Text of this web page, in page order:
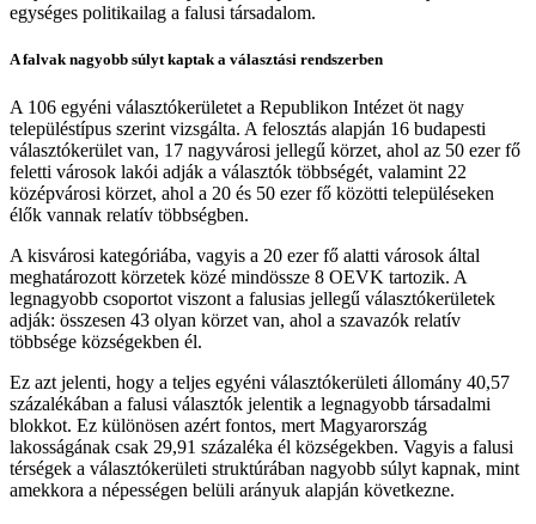
egységes politikailag a falusi társadalom.
A falvak nagyobb súlyt kaptak a választási rendszerben
A 106 egyéni választókerületet a Republikon Intézet öt nagy
településtípus szerint vizsgálta. A felosztás alapján 16 budapesti
választókerület van, 17 nagyvárosi jellegű körzet, ahol az 50 ezer fő
feletti városok lakói adják a választók többségét, valamint 22
középvárosi körzet, ahol a 20 és 50 ezer fő közötti településeken
élők vannak relatív többségben.
A kisvárosi kategóriába, vagyis a 20 ezer fő alatti városok által
meghatározott körzetek közé mindössze 8 OEVK tartozik. A
legnagyobb csoportot viszont a falusias jellegű választókerületek
adják: összesen 43 olyan körzet van, ahol a szavazók relatív
többsége községekben él.
Ez azt jelenti, hogy a teljes egyéni választókerületi állomány 40,57
százalékában a falusi választók jelentik a legnagyobb társadalmi
blokkot. Ez különösen azért fontos, mert Magyarország
lakosságának csak 29,91 százaléka él községekben. Vagyis a falusi
térségek a választókerületi struktúrában nagyobb súlyt kapnak, mint
amekkora a népességen belüli arányuk alapján következne.